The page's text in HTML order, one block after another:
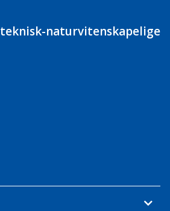
teknisk-naturvitenskapelige